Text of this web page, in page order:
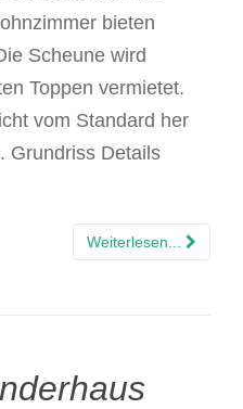
bieten
Scheune wird
Toppen vermietet.
vom Standard her
Grundriss Details
Weiterlesen...